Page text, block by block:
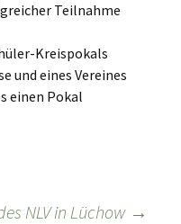
Teilnahme
Kreispokals
und eines Vereines
einen Pokal
NLV in Lüchow →